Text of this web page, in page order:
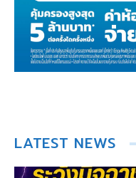
LATEST NEWS